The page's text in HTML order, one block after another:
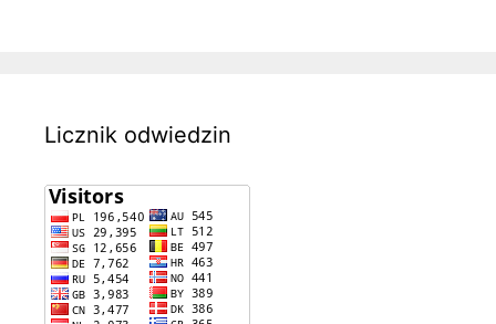
Licznik odwiedzin